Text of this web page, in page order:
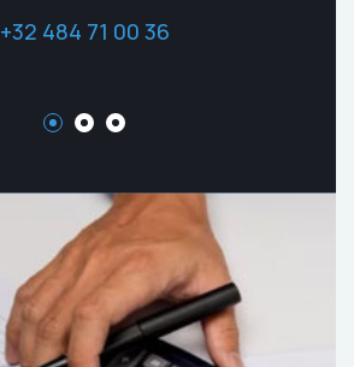
+32 484 71 00 36